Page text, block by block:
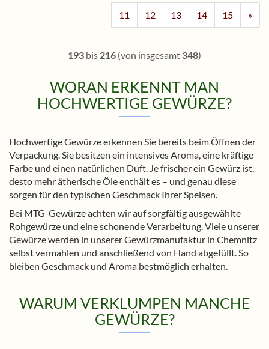
11 12 13 14 15 »
193 bis 216 (von insgesamt 348)
WORAN ERKENNT MAN
HOCHWERTIGE GEWÜRZE?
Hochwertige Gewürze erkennen Sie bereits beim Öffnen der
Verpackung. Sie besitzen ein intensives Aroma, eine kräftige
Farbe und einen natürlichen Duft. Je frischer ein Gewürz ist,
desto mehr ätherische Öle enthält es – und genau diese
sorgen für den typischen Geschmack Ihrer Speisen.
Bei MTG-Gewürze achten wir auf sorgfältig ausgewählte
Rohgewürze und eine schonende Verarbeitung. Viele unserer
Gewürze werden in unserer Gewürzmanufaktur in Chemnitz
selbst vermahlen und anschließend von Hand abgefüllt. So
bleiben Geschmack und Aroma bestmöglich erhalten.
WARUM VERKLUMPEN MANCHE
GEWÜRZE?